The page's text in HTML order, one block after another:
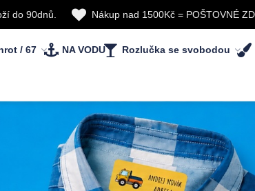
do 90dnů. Nákup nad 1500Kč = POŠTOVNÉ
/ 67 NA VODU Rozlučka se svobodou